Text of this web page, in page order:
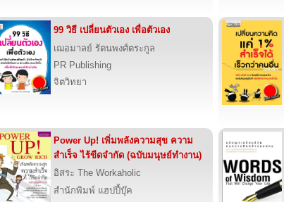
99 วิธี เปลี่ยนตัวเอง เพื่อตัวเอง
เฌอมาลย์ รัตนพงศ์ตระกูล
PR Publishing
จิตวิทยา
Power Up! เพิ่มพลังความสุข ความ
สำเร็จ ไร้ขีดจำกัด (ฉบับมนุษย์ทำงาน)
อิสระ The Workaholic
สำนักพิมพ์ แฮปปี้บุ๊ค